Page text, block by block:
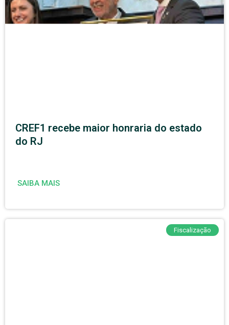
CREF1 recebe maior honraria do estado
do RJ
SAIBA MAIS
Fiscalização